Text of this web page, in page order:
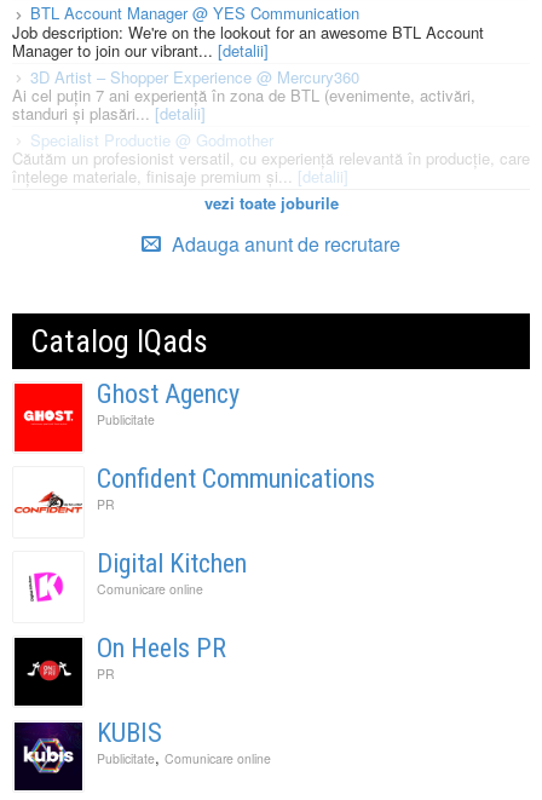
BTL Account Manager @ YES Communication
Job description: We're on the lookout for an awesome BTL Account
Manager to join our vibrant... [detalii]
3D Artist – Shopper Experience @ Mercury360
Ai cel puțin 7 ani experiență în zona de BTL (evenimente, activări,
standuri și plasări...[detalii]
Specialist Productie @ Godmother
Căutăm un profesionist versatil, cu experiență relevantă în producție, care
înțelege materiale, finisaje premium și... [detalii]
vezi toate joburile
Adauga anunt de recrutare
Catalog IQads
Ghost Agency
Publicitate
Confident Communications
PR
Digital Kitchen
Comunicare online
On Heels PR
PR
KUBIS
Publicitate, Comunicare online